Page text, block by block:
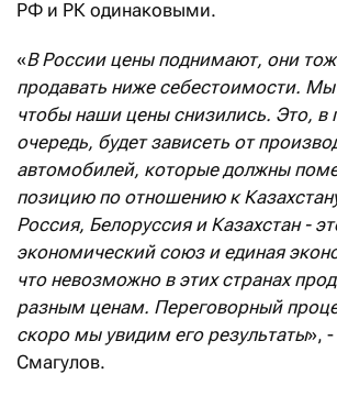
РФ и РК одинаковыми.
«В России цены поднимают, они
продавать ниже себестоимости.
чтобы наши цены снизились. Это, в
очередь, будет зависеть от
автомобилей, которые должны
позицию по отношению к
Россия, Белоруссия и Казахстан -
экономический союз и единая
что невозможно в этих странах
разным ценам. Переговорный
скоро мы увидим его результаты»,
Смагулов.